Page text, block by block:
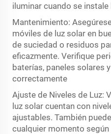
iluminar cuando se
Mantenimiento:
móviles de luz solar en
de suciedad o residuos
eficazmente. Verifique
baterías, paneles solares
correctamente
Ajuste de Niveles de Luz:
luz solar cuentan con
ajustables. También
cualquier momento